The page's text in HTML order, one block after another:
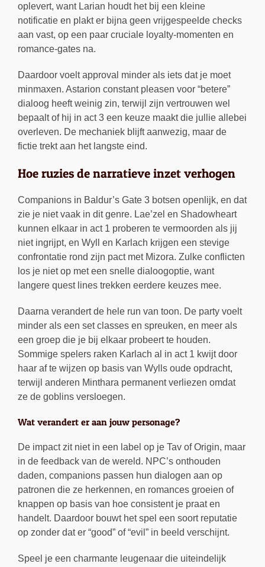
oplevert, want Larian houdt het bij een kleine
notificatie en plakt er bijna geen vrijgespeelde checks
aan vast, op een paar cruciale loyalty-momenten en
romance-gates na.
Daardoor voelt approval minder als iets dat je moet
minmaxen. Astarion constant pleasen voor “betere”
dialoog heeft weinig zin, terwijl zijn vertrouwen wel
bepaalt of hij in act 3 een keuze maakt die jullie allebei
overleven. De mechaniek blijft aanwezig, maar de
fictie trekt aan het langste eind.
Hoe ruzies de narratieve inzet verhogen
Companions in Baldur’s Gate 3 botsen openlijk, en dat
zie je niet vaak in dit genre. Lae’zel en Shadowheart
kunnen elkaar in act 1 proberen te vermoorden als jij
niet ingrijpt, en Wyll en Karlach krijgen een stevige
confrontatie rond zijn pact met Mizora. Zulke conflicten
los je niet op met een snelle dialoogoptie, want
langere quest lines trekken eerdere keuzes mee.
Daarna verandert de hele run van toon. De party voelt
minder als een set classes en spreuken, en meer als
een groep die je bij elkaar probeert te houden.
Sommige spelers raken Karlach al in act 1 kwijt door
haar af te wijzen op basis van Wylls oude opdracht,
terwijl anderen Minthara permanent verliezen omdat
ze de goblins versloegen.
Wat verandert er aan jouw personage?
De impact zit niet in een label op je Tav of Origin, maar
in de feedback van de wereld. NPC’s onthouden
daden, companions passen hun dialogen aan op
patronen die ze herkennen, en romances groeien of
knappen op basis van hoe consistent je praat en
handelt. Daardoor bouwt het spel een soort reputatie
op zonder dat er “good” of “evil” in beeld verschijnt.
Speel je een charmante leugenaar die uiteindelijk